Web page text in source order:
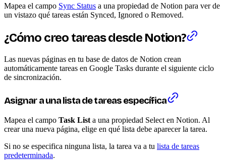
Mapea el campo Sync Status a una propiedad de Notion para ver de
un vistazo qué tareas están Synced, Ignored o Removed.
¿Cómo creo tareas desde Notion?
Las nuevas páginas en tu base de datos de Notion crean
automáticamente tareas en Google Tasks durante el siguiente ciclo
de sincronización.
Asignar a una lista de tareas específica
Mapea el campo Task List a una propiedad Select en Notion. Al
crear una nueva página, elige en qué lista debe aparecer la tarea.
Si no se especifica ninguna lista, la tarea va a tu lista de tareas
predeterminada.